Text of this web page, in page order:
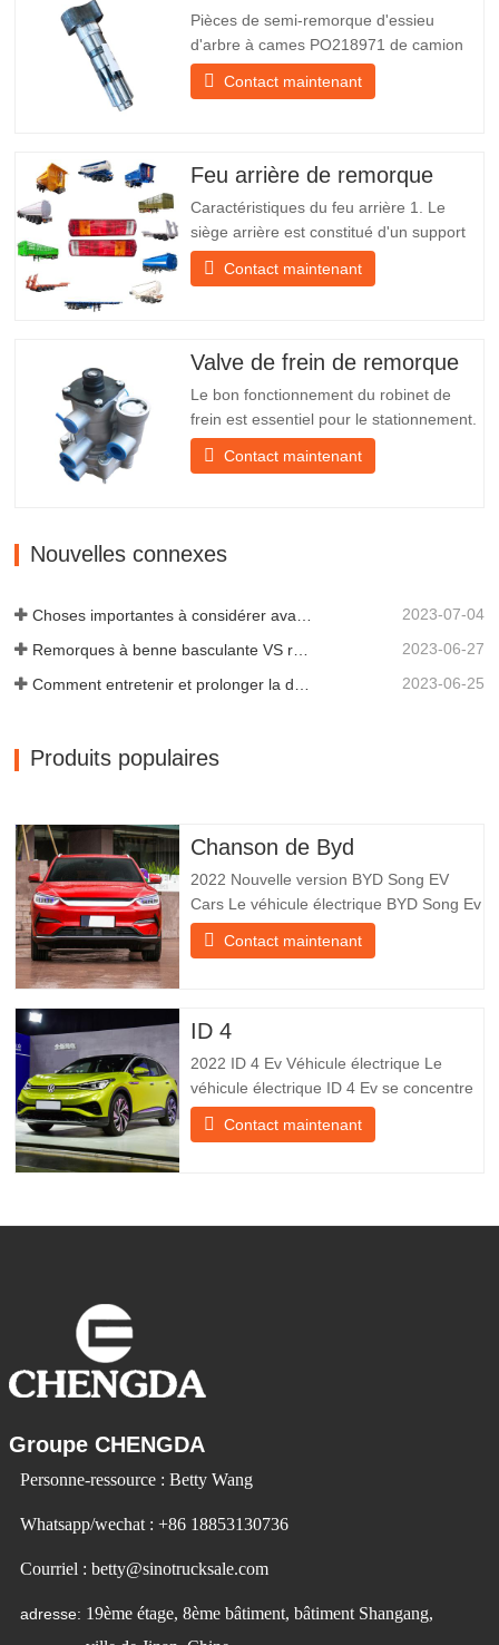
Pièces de semi-remorque d'essieu
d'arbre à cames PO218971 de camion
chinois à vendre Caractéristiques Produit
Pièces de rechange pour remorque
expédition À propos de nous Chengda
Group est un fabricant chinois de…
Contact maintenant
Feu arrière de remorque
Caractéristiques du feu arrière 1. Le
siège arrière est constitué d'un support
en fer, beaucoup plus résistant que
d'autres matériaux. Des vis et des écrous
l'abat-jour pour mieux protéger l'abat-jour
Contact maintenant
Valve de frein de remorque
Le bon fonctionnement du robinet de
frein est essentiel pour le stationnement.
Il assure un freinage en douceur de la
remorque. Fondée en 2005, Chengda
scientifiques et une équipe…
Contact maintenant
Nouvelles connexes
2023-07-04
2023-06-27
Comment entretenir et prolonger la durée de vie des remorques à benne basculante ? 2023-06-25
Produits populaires
Chanson de Byd
2022 Nouvelle version BYD Song EV
Cars Le véhicule électrique BYD Song Ev
se concentre sur l’expérience client et le
développement de produits pour
populaires. BYD Song Ev Electric Vehicle
Contact maintenant
ID 4
2022 ID 4 Ev Véhicule électrique Le
véhicule électrique ID 4 Ev se concentre
sur l’expérience client et le
développement de produits pour
Contact maintenant
Groupe CHENGDA
Personne-ressource : Betty Wang
Whatsapp/wechat : +86 18853130736
Courriel : betty@sinotrucksale.com
adresse: 19ème étage, 8ème bâtiment, bâtiment Shangang,